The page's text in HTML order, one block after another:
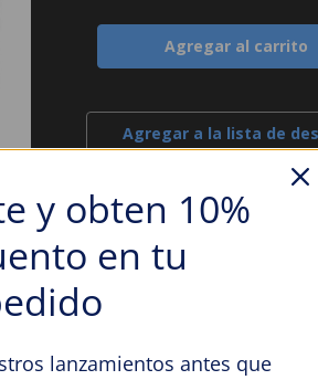
Luka
Lineup
de
Acción
NBA
6”
|
Dallas
Mavericks
Luka
Dončić
Starting
Lineup
de
Acción
NBA
|
Dallas
Agregar a la lista de
y obten 10%
en tu
lanzamientos antes que